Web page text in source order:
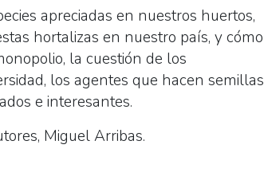
apreciadas en nuestros huertos,
hortalizas en nuestro país, y cómo
la cuestión de los
los agentes que hacen semillas
e interesantes.
Miguel Arribas.